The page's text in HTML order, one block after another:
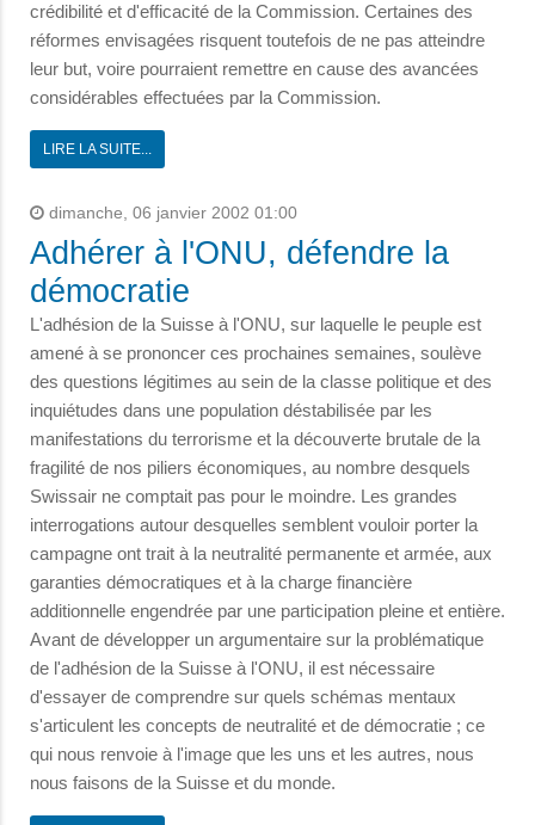
crédibilité et d'efficacité de la Commission. Certaines des
réformes envisagées risquent toutefois de ne pas atteindre
leur but, voire pourraient remettre en cause des avancées
considérables effectuées par la Commission.
LIRE LA SUITE...
dimanche, 06 janvier 2002 01:00
Adhérer à l'ONU, défendre la
démocratie
L'adhésion de la Suisse à l'ONU, sur laquelle le peuple est
amené à se prononcer ces prochaines semaines, soulève
des questions légitimes au sein de la classe politique et des
inquiétudes dans une population déstabilisée par les
manifestations du terrorisme et la découverte brutale de la
fragilité de nos piliers économiques, au nombre desquels
Swissair ne comptait pas pour le moindre. Les grandes
interrogations autour desquelles semblent vouloir porter la
campagne ont trait à la neutralité permanente et armée, aux
garanties démocratiques et à la charge financière
additionnelle engendrée par une participation pleine et entière.
Avant de développer un argumentaire sur la problématique
de l'adhésion de la Suisse à l'ONU, il est nécessaire
d'essayer de comprendre sur quels schémas mentaux
s'articulent les concepts de neutralité et de démocratie ; ce
qui nous renvoie à l'image que les uns et les autres, nous
nous faisons de la Suisse et du monde.